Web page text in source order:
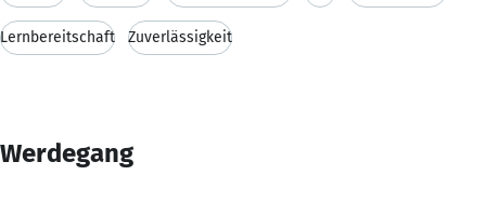
Lernbereitschaft Zuverlässigkeit
Werdegang